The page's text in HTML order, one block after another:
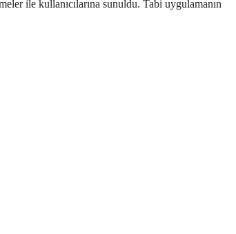
ile kullanıcılarına sunuldu. Tabi uygulamanın